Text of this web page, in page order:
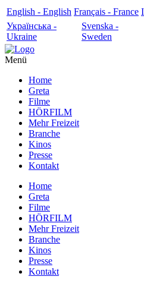
English - English Français - France
Українська -
Ukraine
Svenska -
Sweden
Menü
Home
Greta
Filme
HÖRFILM
Mehr Freizeit
Branche
Kinos
Presse
Kontakt
Home
Greta
Filme
HÖRFILM
Mehr Freizeit
Branche
Kinos
Presse
Kontakt